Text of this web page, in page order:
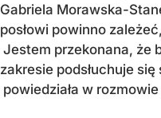
Gabriela Morawska-
posłowi powinno
Jestem przekonana, że
zakresie podsłuchuje
powiedziała w